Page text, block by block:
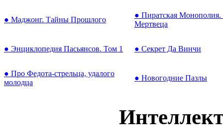
● Маджонг. Тайны Прошлого
● Пиратская
Мертвеца
● Энциклопедия Пасьянсов. Том 1 ● Секрет Да Винчи
● Про Федота-стрельца, удалого
молодца
● Новогодние Пазлы